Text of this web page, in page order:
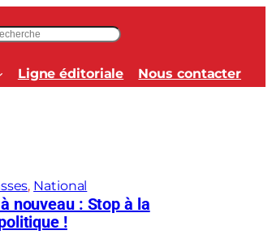
Ligne éditoriale Nous contacter
, National
nouveau : Stop à la
!